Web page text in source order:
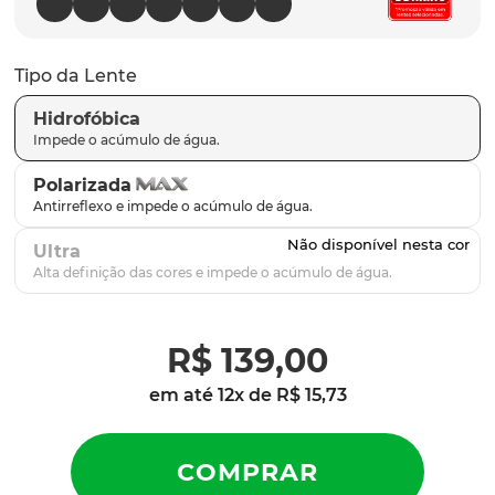
Tipo da Lente
Hidrofóbica
Polarizada
Ultra
R$ 139,00
em até 12x de R$ 15,73
9º parafusos